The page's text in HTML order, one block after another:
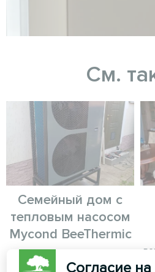
См.
Семейный дом с
тепловым насосом
Mycond BeeThermic
Тепловой насос MyCond
Согласие на